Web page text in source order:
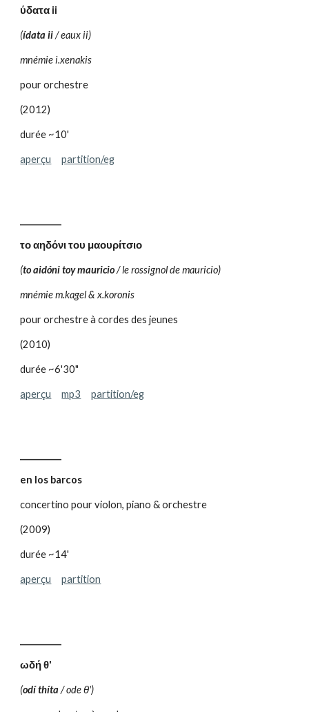
ύδατα ii
(ídata ii/ eaux ii)
mnémie i.xenakis
pour orchestre
(2012)
durée ~10'
aperçu partition/eg
το αηδόνι του μαουρίτσιο
(to aidóni toy mauricio/ le rossignol de mauricio)
mnémie m.kagel & x.koronis
pour orchestre à cordes des jeunes
(2010)
durée ~6'30"
aperçu mp3 partition/eg
en los barcos
concertino pour violon, piano & orchestre
(2009)
durée ~14'
aperçu partition
ωδή θ'
(odí thíta/ ode θ')